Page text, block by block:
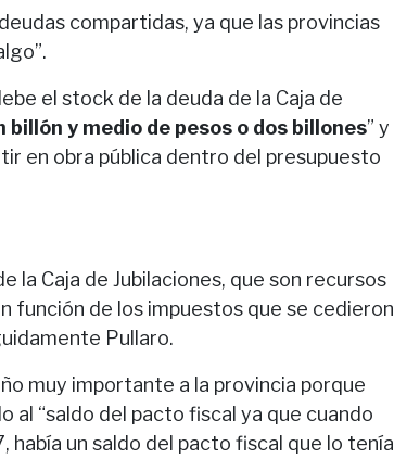
compartidas, ya que las provincias
el stock de la deuda de la Caja de
billón y medio de pesos o dos billones” y
en obra pública dentro del presupuesto
la Caja de Jubilaciones, que son recursos
función de los impuestos que se cedieron
Pullaro.
muy importante a la provincia porque
al “saldo del pacto fiscal ya que cuando
había un saldo del pacto fiscal que lo tenía